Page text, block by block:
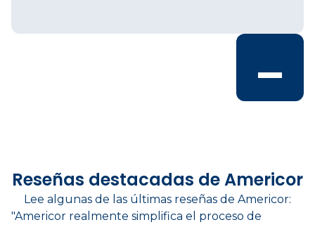
-
Reseñas destacadas de Americor
Lee algunas de las últimas reseñas de Americor:
"Americor realmente simplifica el proceso de